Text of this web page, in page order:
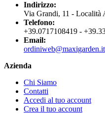
Indirizzo:
Via Grandi, 11 - Località
Telefono:
+39.0717108419 -
Email:
ordiniweb@maxigarden.it
Azienda
Chi Siamo
Contatti
Accedi al tuo account
Crea il tuo account